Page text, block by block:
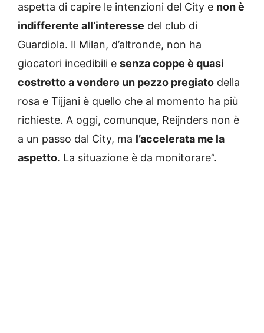
aspetta di capire le intenzioni del City e non è
indifferente all’interesse del club di
Guardiola. Il Milan, d’altronde, non ha
giocatori incedibili e senza coppe è quasi
costretto a vendere un pezzo pregiato della
rosa e Tijjani è quello che al momento ha più
richieste. A oggi, comunque, Reijnders non è
a un passo dal City, ma l’accelerata me la
aspetto. La situazione è da monitorare”.